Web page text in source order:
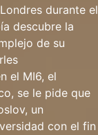
durante el
descubre la
de su
el MI6, el
se le pide que
un
con el fin